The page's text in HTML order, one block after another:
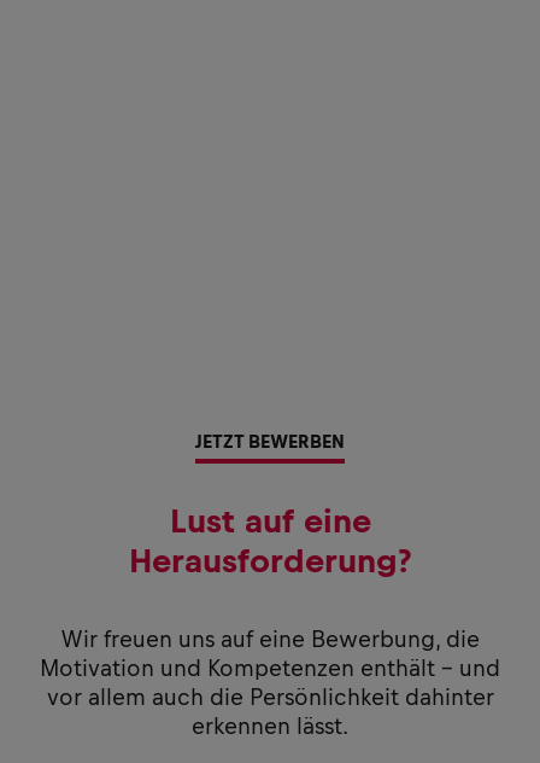
JETZT BEWERBEN
Lust auf eine
Herausforderung?
Wir freuen uns auf eine Bewerbung, die
Motivation und Kompetenzen enthält – und
vor allem auch die Persönlichkeit dahinter
erkennen lässt.